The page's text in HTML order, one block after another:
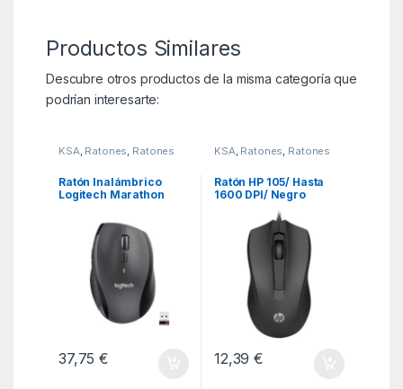
Productos Similares
Descubre otros productos de la misma categoría que
podrían interesarte:
KSA, Ratones, Ratones
Ratón Inalámbrico
Logitech Marathon
37,75€
KSA, Ratones, Ratones
Ratón HP 105/ Hasta
1600 DPI/ Negro
12,39€